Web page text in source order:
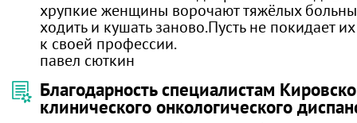
хрупкие женщины ворочают тяжёлых
ходить и кушать заново.Пусть не покидает
к своей профессии.
павел сюткин
Благодарность специалистам
клинического онкологического